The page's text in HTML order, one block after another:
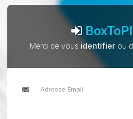
Merci de vous identifier ou